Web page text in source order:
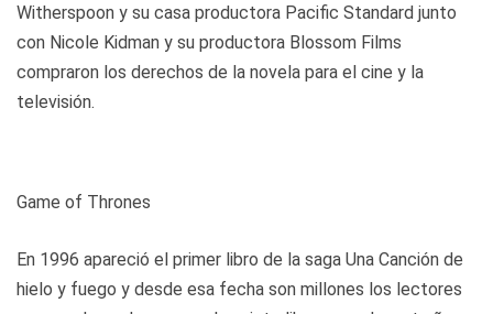
Witherspoon y su casa productora Pacific Standard junto
con Nicole Kidman y su productora Blossom Films
compraron los derechos de la novela para el cine y la
televisión.
Game of Thrones
En 1996 apareció el primer libro de la saga Una Canción de
hielo y fuego y desde esa fecha son millones los lectores